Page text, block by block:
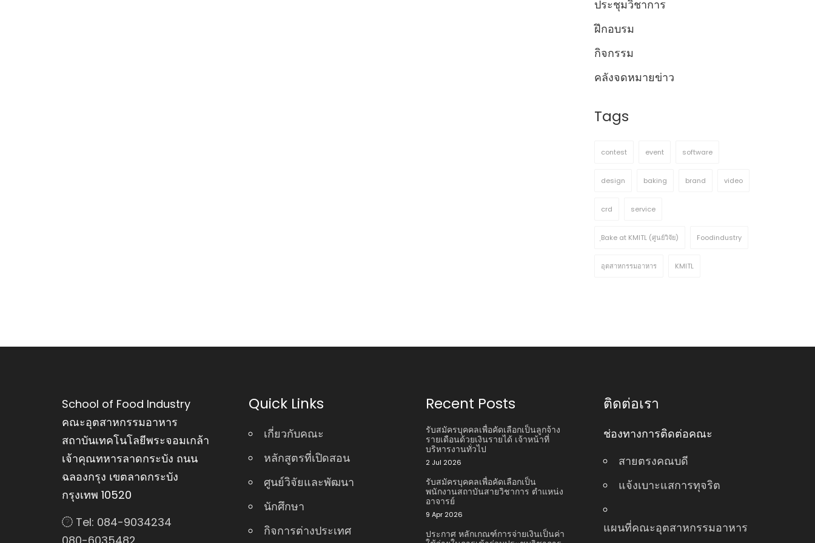
ประชุมวิชาการ
ฝึกอบรม
กิจกรรม
คลังจดหมายข่าว
Tags
contest event software
design baking brand video
crd service
ฺBake at KMITL (ศูนย์วิจัย) Foodindustry
อุตสาหกรรมอาหาร KMITL
School of Food Industry
คณะอุตสาหกรรมอาหาร
สถาบันเทคโนโลยีพระจอมเกล้า
เจ้าคุณทหารลาดกระบัง ถนน
ฉลองกรุง เขตลาดกระบัง
กรุงเทพ 10520
Tel: 084-9034234
Quick Links
เกี่ยวกับคณะ
หลักสูตรที่เปิดสอน
ศูนย์วิจัยและพัฒนา
นักศึกษา
กิจการต่างประเทศ
Recent Posts
รับสมัครบุคคลเพื่อคัดเลือกเป็นลูกจ้าง
รายเดือนด้วยเงินรายได้ เจ้าหน้าที่
บริหารงานทั่วไป
2 Jul 2026
รับสมัครบุคคลเพื่อคัดเลือกเป็น
พนักงานสถาบันสายวิชาการ ตําแหน่ง
อาจารย์
9 Apr 2026
ประกาศ หลักเกณฑ์การจ่ายเงินเป็นค่า
ติดต่อเรา
ช่องทางการติดต่อคณะ
สายตรงคณบดี
แจ้งเบาะแสการทุจริต
แผนที่คณะอุตสาหกรรมอาหาร